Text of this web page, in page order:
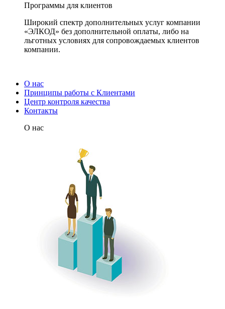
Программы для клиентов
Широкий спектр дополнительных услуг компании
«ЭЛКОД» без дополнительной оплаты, либо на
льготных условиях для сопровождаемых клиентов
компании.
О нас
Принципы работы с Клиентами
Центр контроля качества
Контакты
О нас